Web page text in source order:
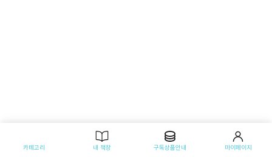
카테고리 내 책장 구독상품안내 마이페이지